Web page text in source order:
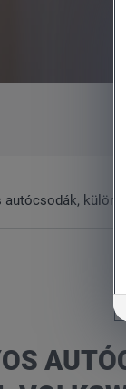
autócsodák,